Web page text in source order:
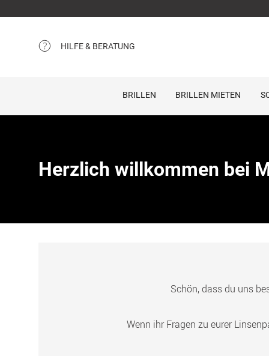
HILFE & BERATUNG
BRILLEN BRILLEN MIETEN
Herzlich willkommen bei
Schön, dass du uns
Wenn ihr Fragen zu eurer